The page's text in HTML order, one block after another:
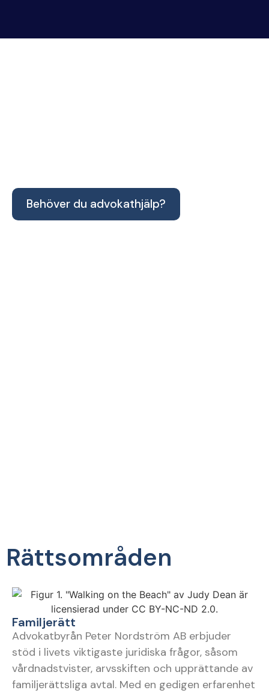
Behöver du advokathjälp?
Rättsområden
Familjerätt
Advokatbyrån Peter Nordström AB erbjuder
stöd i livets viktigaste juridiska frågor, såsom
vårdnadstvister, arvsskiften och upprättande av
familjerättsliga avtal. Med en gedigen erfarenhet